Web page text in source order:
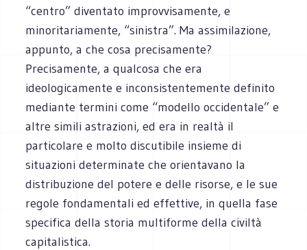
“centro” diventato improvvisamente, e
minoritariamente, “sinistra”. Ma assimilazione,
appunto, a che cosa precisamente?
Precisamente, a qualcosa che era
ideologicamente e inconsistentemente definito
mediante termini come “modello occidentale” e
altre simili astrazioni, ed era in realtà il
particolare e molto discutibile insieme di
situazioni determinate che orientavano la
distribuzione del potere e delle risorse, e le sue
regole fondamentali ed effettive, in quella fase
specifica della storia multiforme della civiltà
capitalistica.